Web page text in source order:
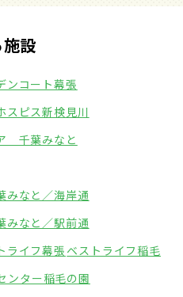
設
ンコート幕張
スピス新検見川
千葉みなと
なと／海岸通
なと／駅前通
ライフ幕張 ベストライフ稲毛
ンター稲毛の園